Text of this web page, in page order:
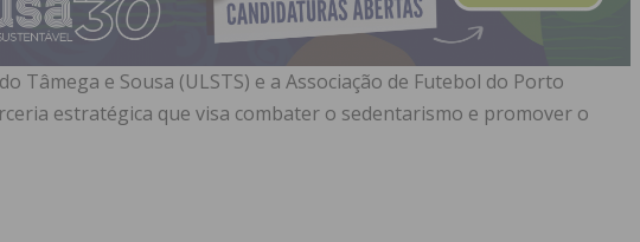
Tâmega e Sousa (ULSTS) e a Associação de Futebol do Porto
estratégica que visa combater o sedentarismo e promover o